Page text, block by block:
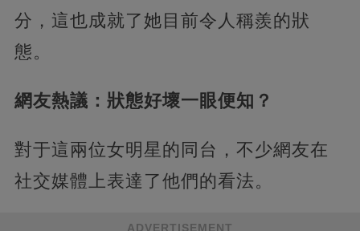
分，這也成就了她目前令人稱羨的狀
態。
網友熱議：狀態好壞一眼便知？
對于這兩位女明星的同台，不少網友在
社交媒體上表達了他們的看法。
ADVERTISEMENT